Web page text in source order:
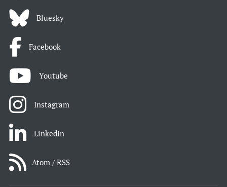
Bluesky
Facebook
Youtube
Instagram
LinkedIn
Atom / RSS